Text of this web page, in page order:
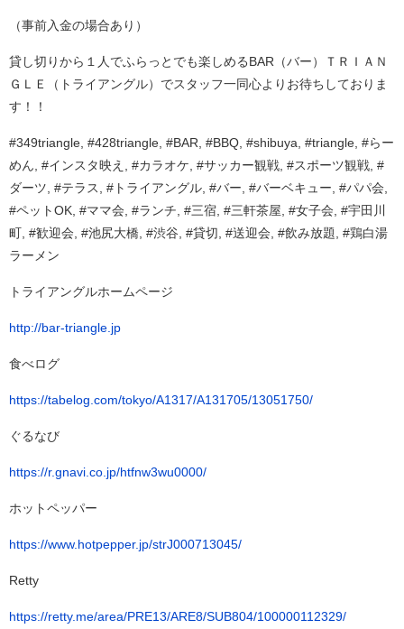
（事前入金の場合あり）
貸し切りから１人でふらっとでも楽しめるBAR（バー）ＴＲＩＡＮ
ＧＬＥ（トライアングル）でスタッフ一同心よりお待ちしておりま
す！！
#349triangle, #428triangle, #BAR, #BBQ, #shibuya, #triangle, #らー
めん, #インスタ映え, #カラオケ, #サッカー観戦, #スポーツ観戦, #
ダーツ, #テラス, #トライアングル, #バー, #バーベキュー, #パパ会,
#ペットOK, #ママ会, #ランチ, #三宿, #三軒茶屋, #女子会, #宇田川
町, #歓迎会, #池尻大橋, #渋谷, #貸切, #送迎会, #飲み放題, #鶏白湯
ラーメン
トライアングルホームページ
http://bar-triangle.jp
食べログ
https://tabelog.com/tokyo/A1317/A131705/13051750/
ぐるなび
https://r.gnavi.co.jp/htfnw3wu0000/
ホットペッパー
https://www.hotpepper.jp/strJ000713045/
Retty
https://retty.me/area/PRE13/ARE8/SUB804/100000112329/